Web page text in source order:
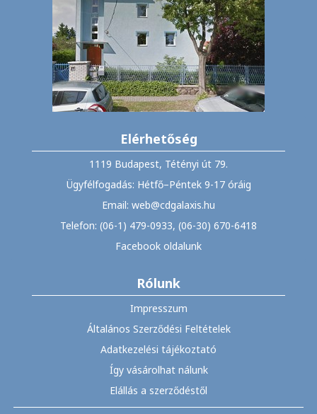
Elérhetőség
1119 Budapest, Tétényi út 79.
Ügyfélfogadás: Hétfő–Péntek 9-17 óráig
Email: web@cdgalaxis.hu
Telefon: (06-1) 479-0933, (06-30) 670-6418
Facebook oldalunk
Rólunk
Impresszum
Általános Szerződési Feltételek
Adatkezelési tájékoztató
Így vásárolhat nálunk
Elállás a szerződéstől